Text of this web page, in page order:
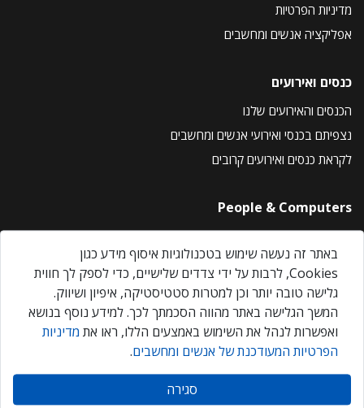
מדיניות הפרטיות
אפליקציה אנשים ומחשבים
כנסים ואירועים
הכנסים והאירועים שלנו
נצפיתם בכנסי ואירועי אנשים ומחשבים
לקראת כנסים ואירועים קרובים
People & Computers
About Us
Privacy Policy
Contact Us
Our Events
אנשים ומחשבים © 2026 – כל הזכויות שמורות
באתר זה נעשה שימוש בטכנולוגיות איסוף מידע כגון
Cookies, לרבות על ידי צדדים שלישיים, כדי לספק לך חווית
גלישה טובה יותר וכן למטרות סטטיסטיקה, איפיון ושיווק.
המשך הגלישה באתר מהווה הסכמתך לכך. למידע נוסף בנושא
ואפשרות לנהל את השימוש באמצעים הללו, ראו את מדיניות
הפרטיות המעודכנת של אנשים ומחשבים.
סגירה